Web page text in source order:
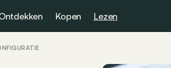
Kopen Lezen